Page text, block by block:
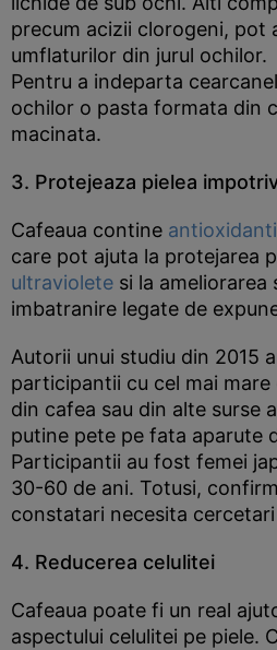
precum acizii clorogeni, pot
umflaturilor din jurul ochilor.
Pentru a indeparta
ochilor o pasta formata din
macinata.
3. Protejeaza pielea
Cafeaua contine antioxidanti
care pot ajuta la protejarea
ultraviolete si la ameliorarea
imbatranire legate de
Autorii unui studiu din 2015
participantii cu cel mai
din cafea sau din alte surse
putine pete pe fata aparute
Participantii au fost femei
30-60 de ani. Totusi,
constatari necesita
4. Reducerea celulitei
Cafeaua poate fi un real
aspectului celulitei pe piele.